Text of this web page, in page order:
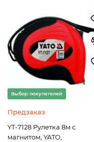
Выбор покупателей
Предзаказ
YT-7128 Рулетка 8м с
магнитом, YATO,